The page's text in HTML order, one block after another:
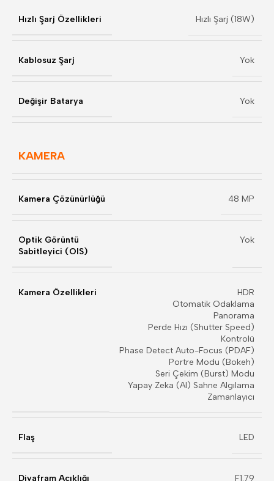
Hızlı Şarj Özellikleri Hızlı Şarj (18W)
Kablosuz Şarj Yok
Değişir Batarya Yok
KAMERA
Kamera Çözünürlüğü 48 MP
Optik Görüntü
Sabitleyici (OIS)
Yok
Kamera Özellikleri
HDR
Otomatik Odaklama
Panorama
Perde Hızı (Shutter Speed)
Kontrolü
Phase Detect Auto-Focus (PDAF)
Portre Modu (Bokeh)
Seri Çekim (Burst) Modu
Yapay Zeka (AI) Sahne Algılama
Zamanlayıcı
Flaş LED
Diyafram Açıklığı F1.79